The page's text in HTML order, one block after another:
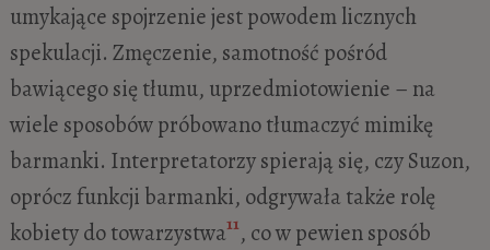
umykające spojrzenie jest powodem licznych
spekulacji. Zmęczenie, samotność pośród
bawiącego się tłumu, uprzedmiotowienie – na
wiele sposobów próbowano tłumaczyć mimikę
barmanki. Interpretatorzy spierają się, czy Suzon,
oprócz funkcji barmanki, odgrywała także rolę
kobiety do towarzystwa11, co w pewien sposób